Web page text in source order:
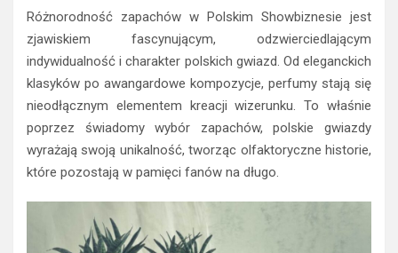
Różnorodność zapachów w Polskim Showbiznesie jest
zjawiskiem fascynującym, odzwierciedlającym
indywidualność i charakter polskich gwiazd. Od eleganckich
klasyków po awangardowe kompozycje, perfumy stają się
nieodłącznym elementem kreacji wizerunku. To właśnie
poprzez świadomy wybór zapachów, polskie gwiazdy
wyrażają swoją unikalność, tworząc olfaktoryczne historie,
które pozostają w pamięci fanów na długo.